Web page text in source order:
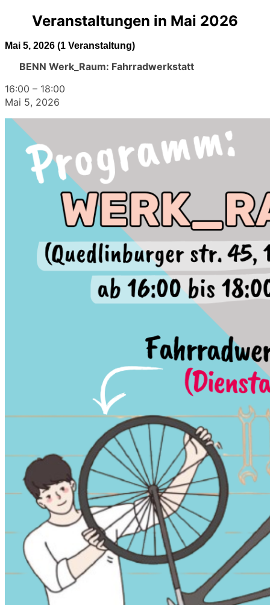
Veranstaltungen in Mai 2026
Mai 5, 2026 (1 Veranstaltung)
BENN Werk_Raum: Fahrradwerkstatt
16:00 – 18:00
Mai 5, 2026